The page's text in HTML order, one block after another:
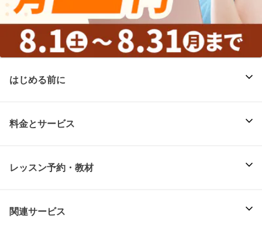
はじめる前に
料金とサービス
レッスン予約・教材
関連サービス